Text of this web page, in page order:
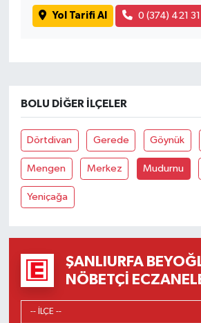
Yol Tarifi Al 0 (374) 421
BOLU DIĞER İLÇELER
Dörtdivan Gerede Göynük
Mengen Merkez Mudurnu
Yeniçağa
ŞANLIURFA
NÖBETÇI